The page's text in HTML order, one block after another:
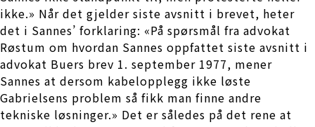
ikke.» Når det gjelder siste avsnitt i brevet, heter
det i Sannes’ forklaring: «På spørsmål fra advokat
Røstum om hvordan Sannes oppfattet siste avsnitt i
advokat Buers brev 1. september 1977, mener
Sannes at dersom kabelopplegg ikke løste
Gabrielsens problem så fikk man finne andre
tekniske løsninger.» Det er således på det rene at